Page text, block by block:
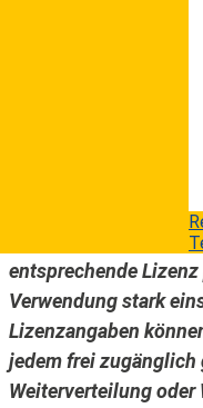
Veröffentlichung
dieser Form
wird auch die
Trotzdem ist es noch
fast alle
als Open Access
vorliegende
die meisten Open-
entsprechende
Verwendung stark
Lizenzangaben
jedem frei zugänglich
Weiterverteilung oder